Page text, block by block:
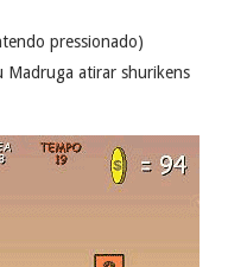
pressionado)
Madruga atirar shurikens